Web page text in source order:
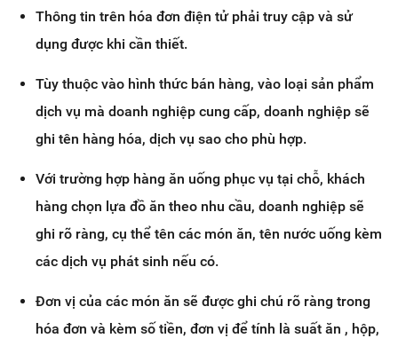
Thông tin trên hóa đơn điện tử phải truy cập và sử
dụng được khi cần thiết.
Tùy thuộc vào hình thức bán hàng, vào loại sản phẩm
dịch vụ mà doanh nghiệp cung cấp, doanh nghiệp sẽ
ghi tên hàng hóa, dịch vụ sao cho phù hợp.
Với trường hợp hàng ăn uống phục vụ tại chỗ, khách
hàng chọn lựa đồ ăn theo nhu cầu, doanh nghiệp sẽ
ghi rõ ràng, cụ thể tên các món ăn, tên nước uống kèm
các dịch vụ phát sinh nếu có.
Đơn vị của các món ăn sẽ được ghi chú rõ ràng trong
hóa đơn và kèm số tiền, đơn vị để tính là suất ăn , hộp,